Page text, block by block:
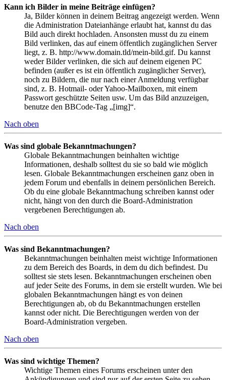
Kann ich Bilder in meine Beiträge einfügen?
Ja, Bilder können in deinem Beitrag angezeigt werden. Wenn
die Administration Dateianhänge erlaubt hat, kannst du das
Bild auch direkt hochladen. Ansonsten musst du zu einem
Bild verlinken, das auf einem öffentlich zugänglichen Server
liegt, z. B. http://www.domain.tld/mein-bild.gif. Du kannst
weder Bilder verlinken, die sich auf deinem eigenen PC
befinden (außer es ist ein öffentlich zugänglicher Server),
noch zu Bildern, die nur nach einer Anmeldung verfügbar
sind, z. B. Hotmail- oder Yahoo-Mailboxen, mit einem
Passwort geschützte Seiten usw. Um das Bild anzuzeigen,
benutze den BBCode-Tag „[img]“.
Nach oben
Was sind globale Bekanntmachungen?
Globale Bekanntmachungen beinhalten wichtige
Informationen, deshalb solltest du sie so bald wie möglich
lesen. Globale Bekanntmachungen erscheinen ganz oben in
jedem Forum und ebenfalls in deinem persönlichen Bereich.
Ob du eine globale Bekanntmachung schreiben kannst oder
nicht, hängt von den durch die Board-Administration
vergebenen Berechtigungen ab.
Nach oben
Was sind Bekanntmachungen?
Bekanntmachungen beinhalten meist wichtige Informationen
zu dem Bereich des Boards, in dem du dich befindest. Du
solltest sie stets lesen. Bekanntmachungen erscheinen oben
auf jeder Seite des Forums, in dem sie erstellt wurden. Wie bei
globalen Bekanntmachungen hängt es von deinen
Berechtigungen ab, ob du Bekanntmachungen erstellen
kannst oder nicht. Die Berechtigungen werden von der
Board-Administration vergeben.
Nach oben
Was sind wichtige Themen?
Wichtige Themen eines Forums erscheinen unter den